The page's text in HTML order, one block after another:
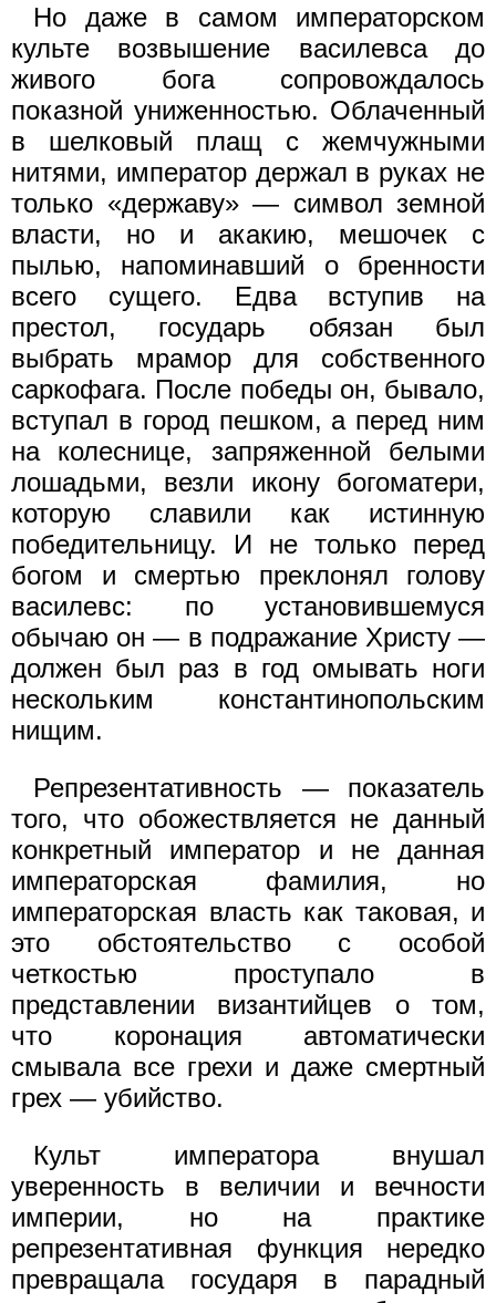
Но даже в самом императорском
культе возвышение василевса до
живого бога сопровождалось
показной униженностью. Облаченный
в шелковый плащ с жемчужными
нитями, император держал в руках не
только «державу» — символ земной
власти, но и акакию, мешочек с
пылью, напоминавший о бренности
всего сущего. Едва вступив на
престол, государь обязан был
выбрать мрамор для собственного
саркофага. После победы он, бывало,
вступал в город пешком, а перед ним
на колеснице, запряженной белыми
лошадьми, везли икону богоматери,
которую славили как истинную
победительницу. И не только перед
богом и смертью преклонял голову
василевс: по установившемуся
обычаю он — в подражание Христу —
должен был раз в год омывать ноги
нескольким константинопольским
нищим.
Репрезентативность — показатель
того, что обожествляется не данный
конкретный император и не данная
императорская фамилия, но
императорская власть как таковая, и
это обстоятельство с особой
четкостью проступало в
представлении византийцев о том,
что коронация автоматически
смывала все грехи и даже смертный
грех — убийство.
Культ императора внушал
уверенность в величии и вечности
империи, но на практике
репрезентативная функция нередко
превращала государя в парадный